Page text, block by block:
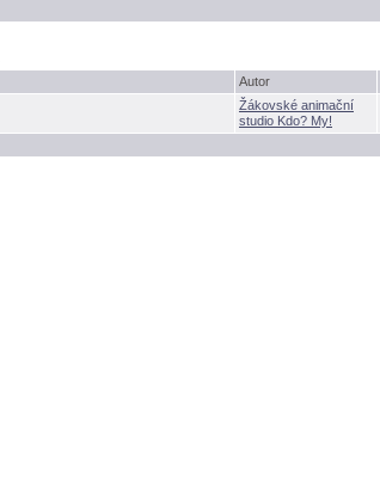
Autor
kovské animační
studio Kdo? My!